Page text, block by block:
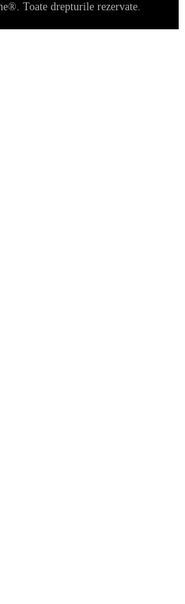
Toate drepturile rezervate.